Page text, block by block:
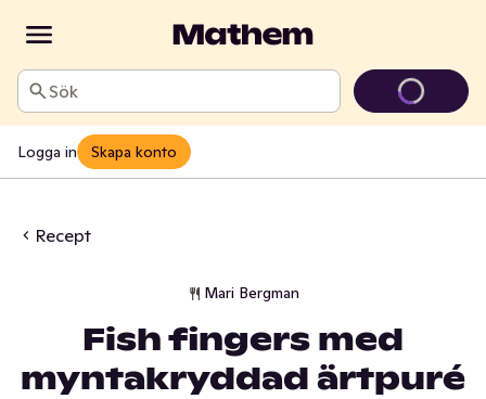
Sök
Logga in Skapa konto
Recept
Mari Bergman
Fish fingers med
myntakryddad ärtpuré